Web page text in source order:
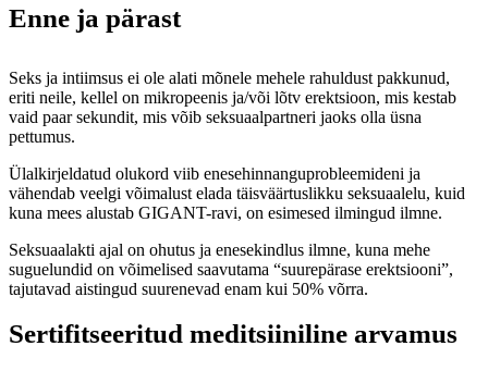
Enne ja pärast
Seks ja intiimsus ei ole alati mõnele mehele rahuldust pakkunud,
eriti neile, kellel on mikropeenis ja/või lõtv erektsioon, mis kestab
vaid paar sekundit, mis võib seksuaalpartneri jaoks olla üsna
pettumus.
Ülalkirjeldatud olukord viib enesehinnanguprobleemideni ja
vähendab veelgi võimalust elada täisväärtuslikku seksuaalelu, kuid
kuna mees alustab GIGANT-ravi, on esimesed ilmingud ilmne.
Seksuaalakti ajal on ohutus ja enesekindlus ilmne, kuna mehe
suguelundid on võimelised saavutama “suurepärase erektsiooni”,
tajutavad aistingud suurenevad enam kui 50% võrra.
Sertifitseeritud meditsiiniline arvamus